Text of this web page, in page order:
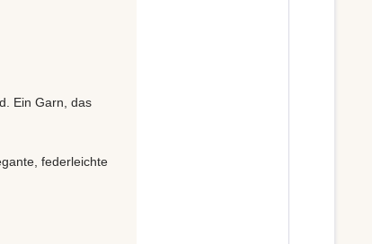
Ein Garn, das
federleichte